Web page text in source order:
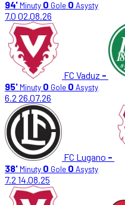
94' Minuty 0 Gole 0 Asysty
7.0 02.08.26
FC Vaduz -
95' Minuty 0 Gole 0 Asysty
6.2 26.07.26
FC Lugano -
38' Minuty 0 Gole 0 Asysty
7.2 14.08.25